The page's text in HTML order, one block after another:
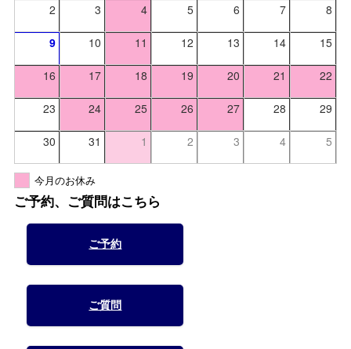
2 3 4 5 6 7 8
9 10 11 12 13 14 15
16 17 18 19 20 21 22
23 24 25 26 27 28 29
30 31 1 2 3 4 5
今月のお休み
ご予約、ご質問はこちら
ご予約
ご質問